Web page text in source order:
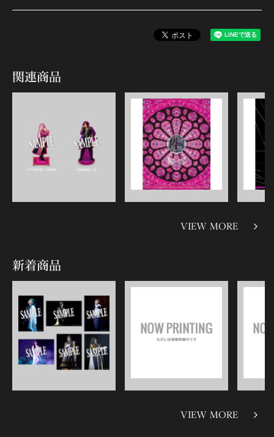
関連商品
VIEW MORE
新着商品
VIEW MORE